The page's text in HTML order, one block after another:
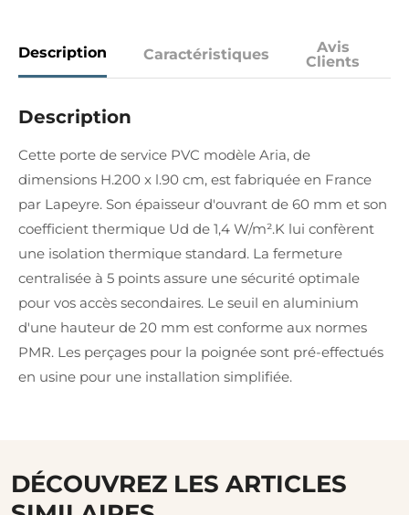
Description Caractéristiques
Avis
Clients
Description
Cette porte de service PVC modèle Aria, de
dimensions H.200 x l.90 cm, est fabriquée en France
par Lapeyre. Son épaisseur d'ouvrant de 60 mm et son
coefficient thermique Ud de 1,4 W/m².K lui confèrent
une isolation thermique standard. La fermeture
centralisée à 5 points assure une sécurité optimale
pour vos accès secondaires. Le seuil en aluminium
d'une hauteur de 20 mm est conforme aux normes
PMR. Les perçages pour la poignée sont pré-effectués
en usine pour une installation simplifiée.
DÉCOUVREZ LES ARTICLES